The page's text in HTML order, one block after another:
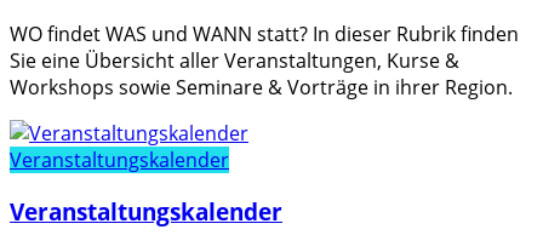
WO findet WAS und WANN statt? In dieser Rubrik finden
Sie eine Übersicht aller Veranstaltungen, Kurse &
Workshops sowie Seminare & Vorträge in ihrer Region.
Veranstaltungskalender
Veranstaltungskalender